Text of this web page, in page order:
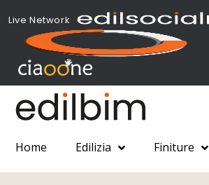
Live Network
Home Edilizia Finiture